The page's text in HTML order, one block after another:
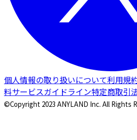
個人情報の取り扱いについて利用規
料サービスガイドライン特定商取引
©Copyright 2023 ANYLAND Inc. All Rights